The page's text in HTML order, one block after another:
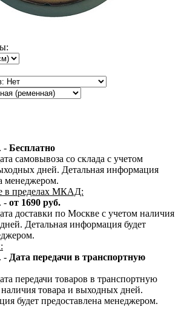
- Бесплатно
самовывоза со склада с учетом
дней. Детальная информация
менеджером.
в пределах МКАД:
- от 1690 руб.
доставки по Москве с учетом наличия
Детальная информация будет
- Дата передачи в транспортную
передачи товаров в транспортную
товара и выходных дней.
будет предоставлена менеджером.